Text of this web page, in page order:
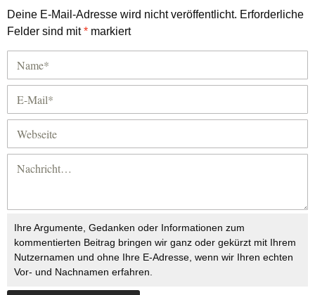
Deine E-Mail-Adresse wird nicht veröffentlicht. Erforderliche
Felder sind mit* markiert
Ihre Argumente, Gedanken oder Informationen zum
kommentierten Beitrag bringen wir ganz oder gekürzt mit Ihrem
Nutzernamen und ohne Ihre E-Adresse, wenn wir Ihren echten
Vor- und Nachnamen erfahren.